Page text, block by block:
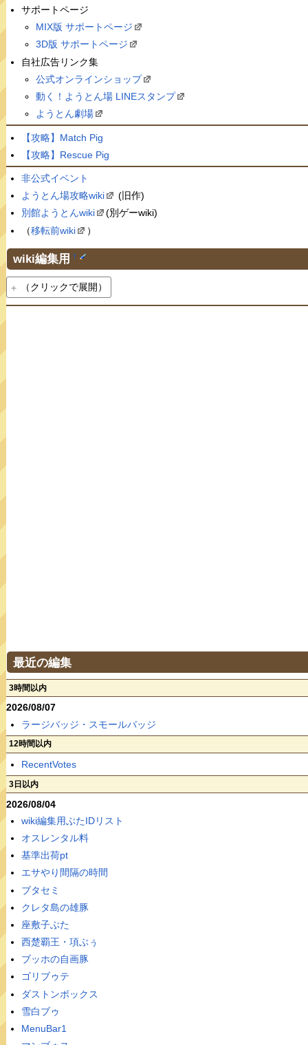
サポートページ
MIX版 サポートページ
3D版 サポートページ
自社広告リンク集
公式オンラインショップ
動く！ようとん場 LINEスタンプ
ようとん劇場
【攻略】Match Pig
【攻略】Rescue Pig
非公式イベント
ようとん場攻略wiki
(旧作)
別館ようとんwiki
(別ゲーwiki)
（移転前wiki ）
wiki編集用 †
（クリックで展開）
最近の編集
3時間以内
2026/08/07
ラージバッジ・スモールバッジ
12時間以内
RecentVotes
3日以内
2026/08/04
wiki編集用ぶたIDリスト
オスレンタル料
基準出荷pt
エサやり間隔の時間
ブタセミ
クレタ島の雄豚
座敷子ぶた
西楚覇王・項ぶぅ
ブッホの自画豚
ゴリブゥテ
ダストンボックス
雪白ブゥ
MenuBar1